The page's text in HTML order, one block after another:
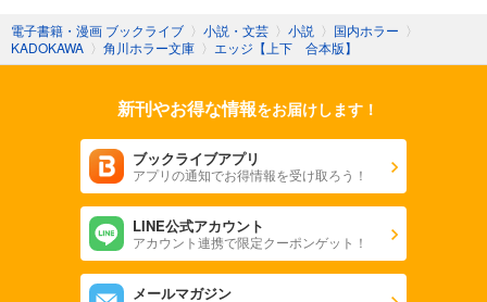
電子書籍・漫画 ブックライブ 〉 小説・文芸 〉 小説 〉 国内ホラー 〉
KADOKAWA 〉 角川ホラー文庫 〉 エッジ【上下 合本版】
新刊やお得な情報をお届けします！
ブックライブアプリ
アプリの通知でお得情報を受け取ろう！
LINE公式アカウント
アカウント連携で限定クーポンゲット！
メールマガジン